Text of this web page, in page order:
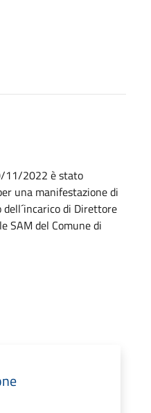
11/2022 è stato
una manifestazione di
di Direttore
SAM del Comune di